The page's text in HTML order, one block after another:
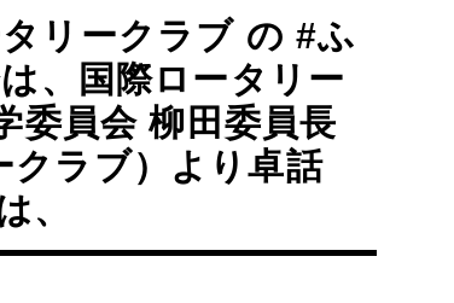
リークラブ の #ふ
、国際ロータリー
委員会 柳田委員長
クラブ）より卓話
、